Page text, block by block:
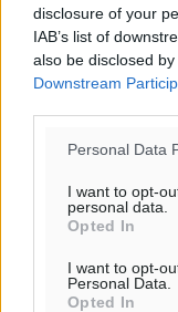
disclosure of your
IAB’s list of
also be disclosed
Downstream
Personal Data
I want to opt-
personal data.
Opted In
I want to opt-
Personal Data.
Opted In
Υπενθύμιση:
Για την μερική